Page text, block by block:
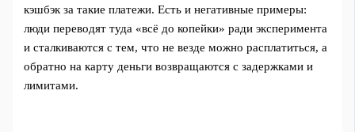
кэшбэк за такие платежи. Есть и негативные примеры:
люди переводят туда «всё до копейки» ради эксперимента
и сталкиваются с тем, что не везде можно расплатиться, а
обратно на карту деньги возвращаются с задержками и
лимитами.